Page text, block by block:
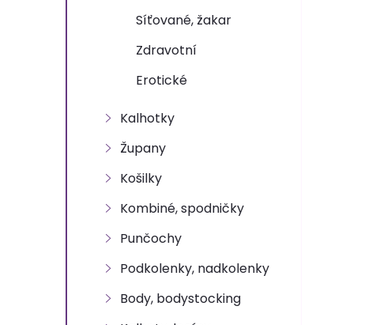
Síťované, žakar
Zdravotní
Erotické
Kalhotky
Župany
Košilky
Kombiné, spodničky
Punčochy
Podkolenky, nadkolenky
Body, bodystocking